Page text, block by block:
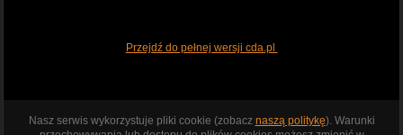
Przejdź do pełnej wersji cda.pl
Nasz serwis wykorzystuje pliki cookie (zobacz naszą politykę). Warunki